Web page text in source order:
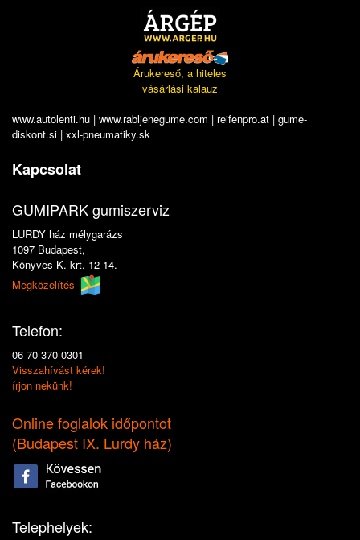
Árukereső, a hiteles
vásárlási kalauz
www.autolenti.hu | www.rabljenegume.com | reifenpro.at | gume-
diskont.si | xxl-pneumatiky.sk
Kapcsolat
GUMIPARK gumiszerviz
LURDY ház mélygarázs
1097 Budapest,
Könyves K. krt. 12-14.
Megközelítés
Telefon:
06 70 370 0301
Visszahívást kérek!
írjon nekünk!
Online foglalok időpontot
(Budapest IX. Lurdy ház)
Telephelyek: